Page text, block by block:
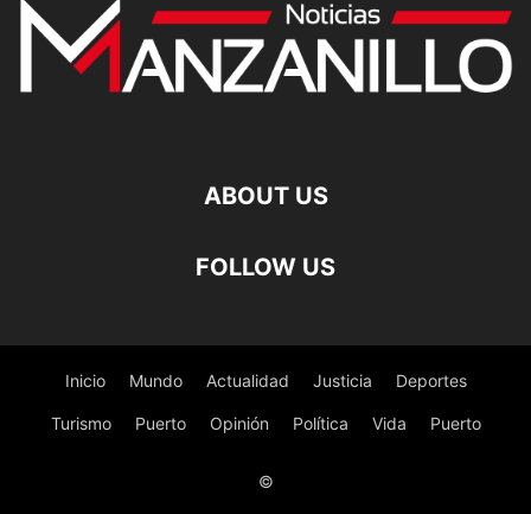
ABOUT US
FOLLOW US
Inicio Mundo Actualidad Justicia Deportes
Turismo Puerto Opinión Política Vida Puerto
©